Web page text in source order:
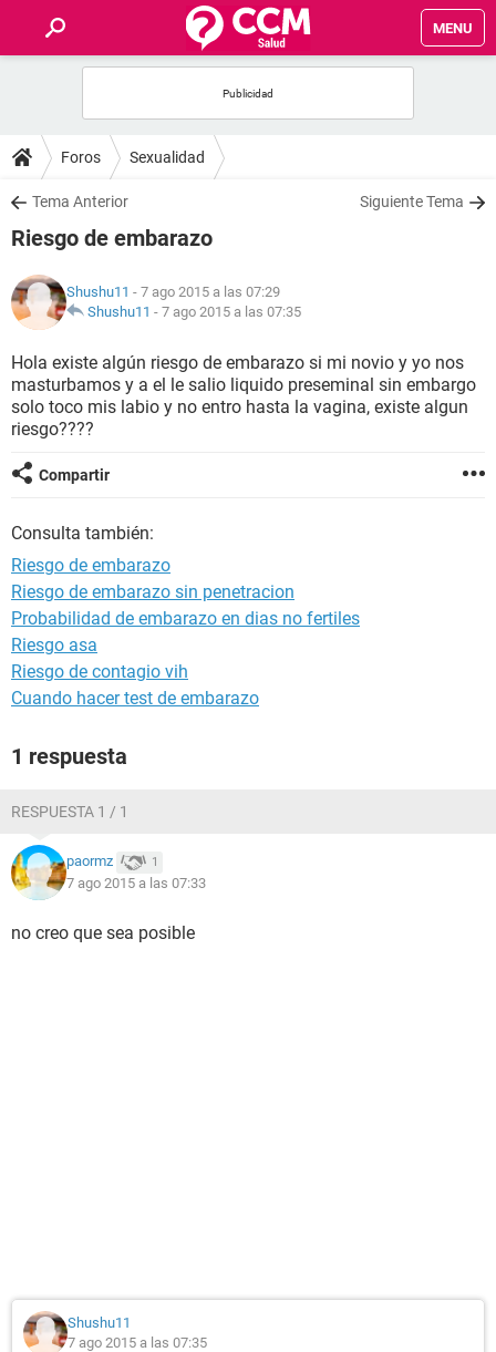
MENU
FOROS
SALUD
FAMILIA
NUTRICIÓN
BIENESTAR
SEXUALIDAD
GLOSARIO
Foros Sexualidad
Tema Anterior Siguiente Tema
Riesgo de embarazo
Shushu11 - 7 ago 2015 a las 07:29
Shushu11 - 7 ago 2015 a las 07:35
Hola existe algún riesgo de embarazo si mi novio y yo nos
masturbamos y a el le salio liquido preseminal sin embargo
solo toco mis labio y no entro hasta la vagina, existe algun
riesgo????
Compartir
Consulta también:
Riesgo de embarazo
Riesgo de embarazo sin penetracion
Probabilidad de embarazo en dias no fertiles
Riesgo asa
Riesgo de contagio vih
Cuando hacer test de embarazo
1 respuesta
RESPUESTA 1 / 1
paormz 1
7 ago 2015 a las 07:33
no creo que sea posible
Shushu11
7 ago 2015 a las 07:35